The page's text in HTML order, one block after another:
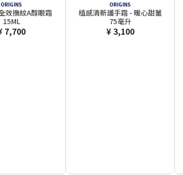
ORIGINS
效撫紋A醇眼霜
15ML
7,700
ORIGINS
植感清新護手霜 - 暖心甜薑
75毫升
¥ 3,100